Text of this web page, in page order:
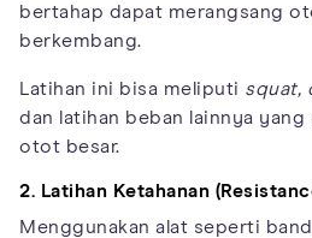
bertahap dapat merangsang
berkembang.
Latihan ini bisa meliputi squat,
dan latihan beban lainnya
otot besar.
2. Latihan Ketahanan
Menggunakan alat seperti